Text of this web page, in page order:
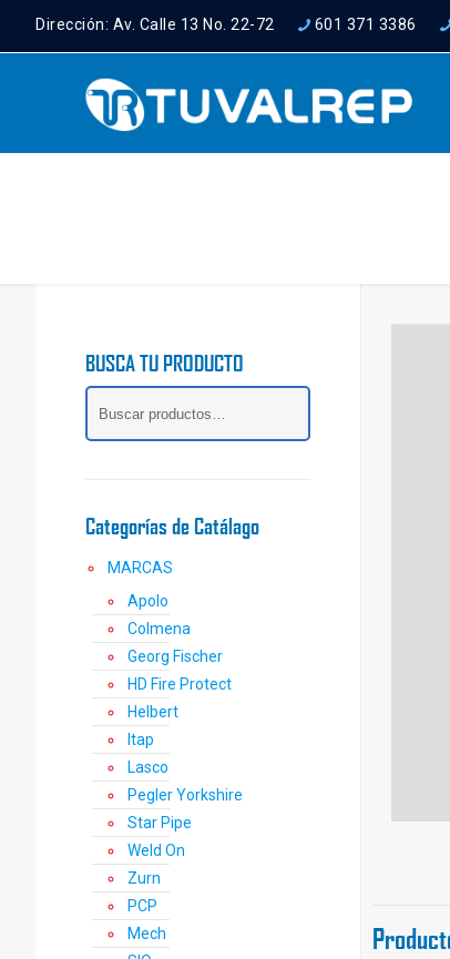
Dirección: Av. Calle 13 No. 22-72 601 371 3386
BUSCA TU PRODUCTO
Categorías de Catálago
MARCAS
Apolo
Colmena
Georg Fischer
HD Fire Protect
Helbert
Itap
Lasco
Pegler Yorkshire
Star Pipe
Weld On
Zurn
PCP
Mech